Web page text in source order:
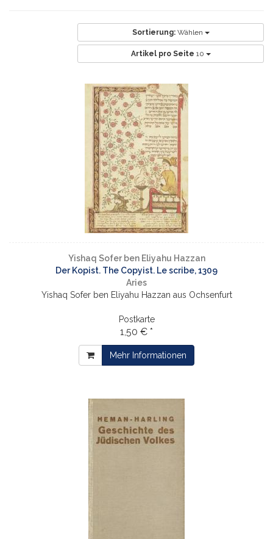
Sortierung: Wählen
Artikel pro Seite 10
Yishaq Sofer ben Eliyahu Hazzan
Der Kopist. The Copyist. Le scribe, 1309
Aries
Yishaq Sofer ben Eliyahu Hazzan aus Ochsenfurt
Postkarte
1,50 € *
Mehr Informationen